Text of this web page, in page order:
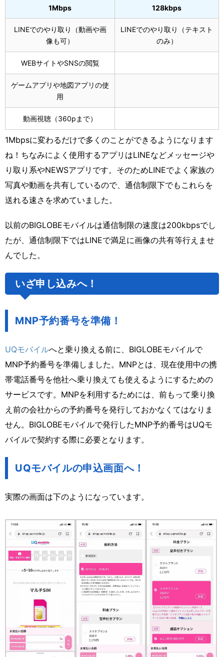
1Mbps 128kbps
LINEでのやり取り（動画や画
像も可）
LINEでのやり取り（テキスト
のみ）
WEBサイトやSNSの閲覧
ゲームアプリや地図アプリの使
用
動画視聴（360pまで）
1Mbpsに変わるだけで多くのことができるようになります
ね！ちなみによく使用するアプリはLINEなどメッセージや
り取り系やNEWSアプリです。そのためLINEでよく家族の
写真や動画を共有しているので、通信制限下でもこれらを
送れる速さを求めていました。
以前のBIGLOBEモバイルは通信制限の速度は200kbpsでし
たが、通信制限下ではLINEで満足に画像の共有等行えませ
んでした。
いざ申し込みへ！
MNP予約番号を準備！
UQモバイルへと乗り換える前に、BIGLOBEモバイルで
MNP予約番号を準備しました。MNPとは、現在使用中の携
帯電話番号を他社へ乗り換えても使えるようにするための
サービスです。MNPを利用するためには、前もって乗り換
え前の会社からの予約番号を発行しておかなくてはなりま
せん。BIGLOBEモバイルで発行したMNP予約番号はUQモ
バイルで契約する際に必要となります。
UQモバイルの申込画面へ！
実際の画面は下のようになっています。